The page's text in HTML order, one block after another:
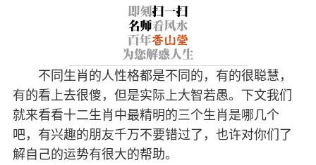
不同生肖的人性格都是不同的，有的很聪慧，
有的看上去很傻，但是实际上大智若愚。下文我们
就来看看十二生肖中最精明的三个生肖是哪几个
吧，有兴趣的朋友千万不要错过了，也许对你们了
解自己的运势有很大的帮助。